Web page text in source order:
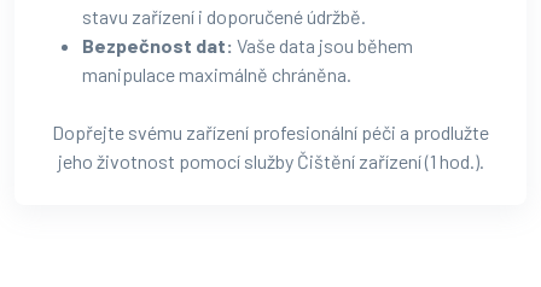
stavu zařízení i doporučené údržbě.
Bezpečnost dat: Vaše data jsou během
manipulace maximálně chráněna.
Dopřejte svému zařízení profesionální péči a prodlužte
jeho životnost pomocí služby Čištění zařízení (1 hod.).